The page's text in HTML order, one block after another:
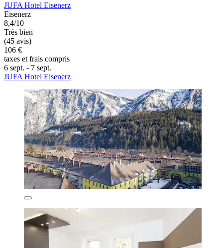
JUFA Hotel Eisenerz
Eisenerz
8,4/10
Très bien
(45 avis)
106 €
taxes et frais compris
6 sept. - 7 sept.
JUFA Hotel Eisenerz